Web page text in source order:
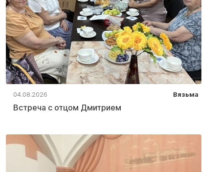
04.08.2026 Вязьма
Встреча с отцом Дмитрием